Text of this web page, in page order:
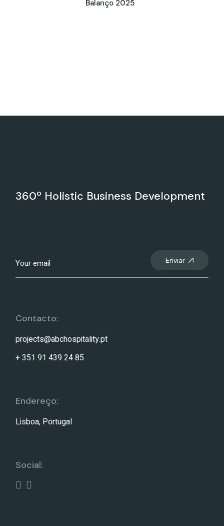
Balanço 2025
360º Holistic Business Development
Enviar
Contacto:
projects@abchospitality.pt
+ 351 91 439 24 85
Endereço:
Lisboa, Portugal
Social: